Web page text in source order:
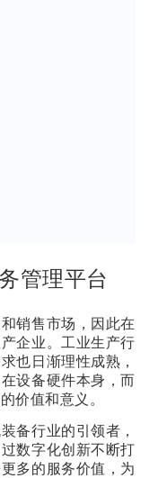
管理平台
销售市场，因此在
企业。工业生产行
也日渐理性成熟，
设备硬件本身，而
价值和意义。
备行业的引领者，
数字化创新不断打
多的服务价值，为